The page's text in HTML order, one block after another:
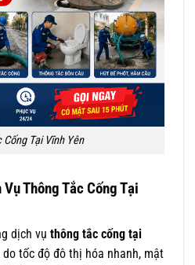
Cống Tại Vĩnh Yên
Thông Tắc Cống Tại
dịch vụ thông tắc cống tại
tốc độ đô thị hóa nhanh, mật